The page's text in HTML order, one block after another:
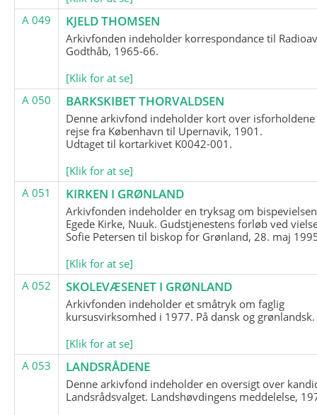
A 049
KJELD THOMSEN
Arkivfonden indeholder korrespondance til
Godthåb, 1965-66.
[Klik for at se]
A 050
BARKSKIBET THORVALDSEN
Denne arkivfond indeholder kort over
rejse fra København til Upernavik, 1901.
Udtaget til kortarkivet K0042-001.
[Klik for at se]
A 051
KIRKEN I GRØNLAND
Arkivfonden indeholder en tryksag om
Egede Kirke, Nuuk. Gudstjenestens forløb ved
Sofie Petersen til biskop for Grønland, 28. maj
[Klik for at se]
A 052
SKOLEVÆSENET I GRØNLAND
Arkivfonden indeholder et småtryk om faglig
kursusvirksomhed i 1977. På dansk og grønlandsk.
[Klik for at se]
A 053
LANDSRÅDENE
Denne arkivfond indeholder en oversigt over
Landsrådsvalget. Landshøvdingens meddelelse,